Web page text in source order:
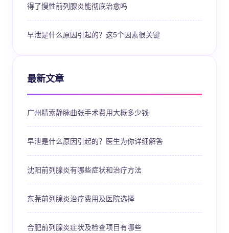
得了慢性前列腺炎能彻底治愈吗
早泄是什么原因引起的？这5个因素很关键
最新文章
广州精索静脉曲张手术费用大概多少钱
早泄是什么原因引起的？医生为你详细解答
沈阳前列腺炎有哪些症状和治疗方法
东莞前列腺炎治疗费用及医院选择
合肥前列腺炎症状及检查项目有哪些